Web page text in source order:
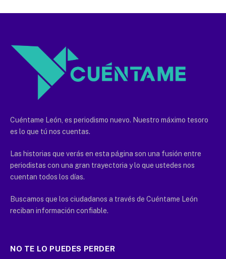
Cuéntame León, es periodismo nuevo. Nuestro máximo tesoro
es lo que tú nos cuentas.
Las historias que verás en esta página son una fusión entre
periodistas con una gran trayectoria y lo que ustedes nos
cuentan todos los días.
Buscamos que los ciudadanos a través de Cuéntame León
reciban información confiable.
NO TE LO PUEDES PERDER